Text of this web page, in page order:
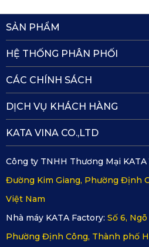
Thảm xe ô tô Rolls-Royce
đến 20 năm nhờ được sản xuất
như ban đầu”. Người dùng
thảm sau một thời gian sử dụng
đơn giản.
SẢN PHẨM
HỆ THỐNG PHÂN PHỐI
CÁC CHÍNH SÁCH
DỊCH VỤ KHÁCH HÀNG
KATA VINA CO.,LTD
Công ty TNHH Thương Mại KATA
Đường Kim Giang, Phường Định
Việt Nam
Nhà máy KATA Factory: Số 6,
Phường Định Công, Thành phố